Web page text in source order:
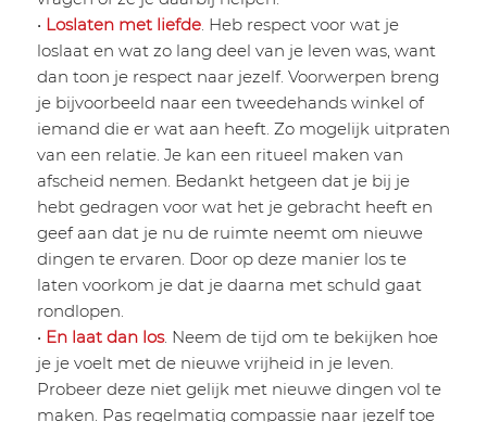
• Loslaten met liefde. Heb respect voor wat je
loslaat en wat zo lang deel van je leven was, want
dan toon je respect naar jezelf. Voorwerpen breng
je bijvoorbeeld naar een tweedehands winkel of
iemand die er wat aan heeft. Zo mogelijk uitpraten
van een relatie. Je kan een ritueel maken van
afscheid nemen. Bedankt hetgeen dat je bij je
hebt gedragen voor wat het je gebracht heeft en
geef aan dat je nu de ruimte neemt om nieuwe
dingen te ervaren. Door op deze manier los te
laten voorkom je dat je daarna met schuld gaat
rondlopen.
• En laat dan los. Neem de tijd om te bekijken hoe
je je voelt met de nieuwe vrijheid in je leven.
Probeer deze niet gelijk met nieuwe dingen vol te
maken. Pas regelmatig compassie naar jezelf toe